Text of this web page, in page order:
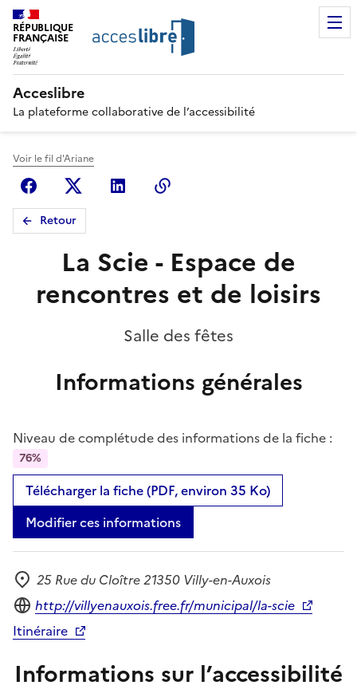
RÉPUBLIQUE
FRANÇAISE
Acceslibre
La plateforme collaborative de l’accessibilité
Voir le fil d'Ariane
FacebookX (anciennement Twitter)
Linkedin
Retour
La Scie - Espace de
rencontres et de loisirs
Salle des fêtes
Informations générales
Niveau de complétude des informations de la fiche :
76%
Télécharger la fiche (PDF, environ 35 Ko)
Modifier ces informations
Adresse
25 Rue du Cloître 21350 Villy-en-Auxois
Site internet
http://villyenauxois.free.fr/municipal/la-scie
Itinéraire
Informations sur l’accessibilité